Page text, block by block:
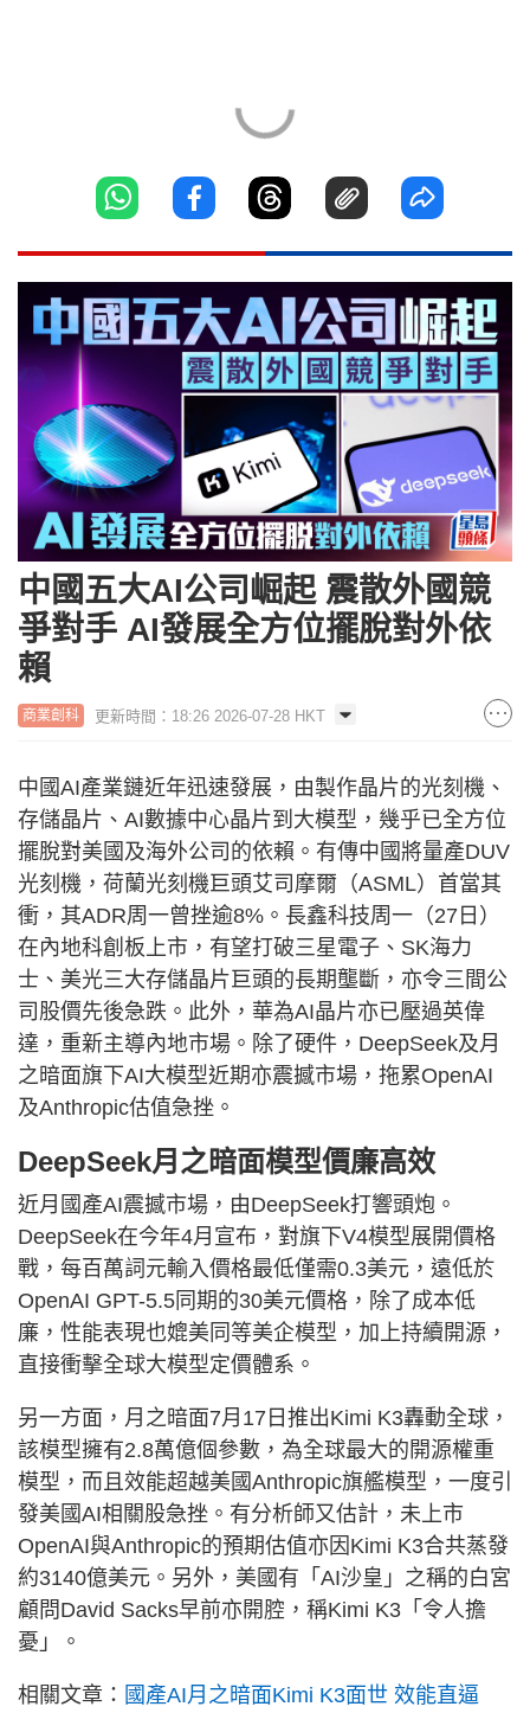
中國五大AI公司崛起 震散外國競
爭對手 AI發展全方位擺脫對外依
賴
商業創科 更新時間：18:26 2026-07-28 HKT
中國AI產業鏈近年迅速發展，由製作晶片的光刻機、
存儲晶片、AI數據中心晶片到大模型，幾乎已全方位
擺脫對美國及海外公司的依賴。有傳中國將量產DUV
光刻機，荷蘭光刻機巨頭艾司摩爾（ASML）首當其
衝，其ADR周一曾挫逾8%。長鑫科技周一（27日）
在內地科創板上市，有望打破三星電子、SK海力
士、美光三大存儲晶片巨頭的長期壟斷，亦令三間公
司股價先後急跌。此外，華為AI晶片亦已壓過英偉
達，重新主導內地市場。除了硬件，DeepSeek及月
之暗面旗下AI大模型近期亦震撼市場，拖累OpenAI
及Anthropic估值急挫。
DeepSeek月之暗面模型價廉高效
近月國產AI震撼市場，由DeepSeek打響頭炮。
DeepSeek在今年4月宣布，對旗下V4模型展開價格
戰，每百萬詞元輸入價格最低僅需0.3美元，遠低於
OpenAI GPT-5.5同期的30美元價格，除了成本低
廉，性能表現也媲美同等美企模型，加上持續開源，
直接衝擊全球大模型定價體系。
另一方面，月之暗面7月17日推出Kimi K3轟動全球，
該模型擁有2.8萬億個參數，為全球最大的開源權重
模型，而且效能超越美國Anthropic旗艦模型，一度引
發美國AI相關股急挫。有分析師又估計，未上市
OpenAI與Anthropic的預期估值亦因Kimi K3合共蒸發
約3140億美元。另外，美國有「AI沙皇」之稱的白宮
顧問David Sacks早前亦開腔，稱Kimi K3「令人擔
憂」。
相關文章： 國產AI月之暗面Kimi K3面世 效能直逼